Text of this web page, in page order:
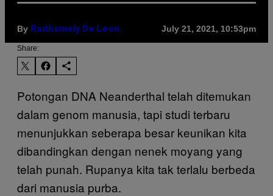
By Radhamely De Leon July 21, 2021, 10:53pm
Share:
Potongan DNA Neanderthal telah ditemukan
dalam genom manusia, tapi studi terbaru
menunjukkan seberapa besar keunikan kita
dibandingkan dengan nenek moyang yang
telah punah. Rupanya kita tak terlalu berbeda
dari manusia purba.